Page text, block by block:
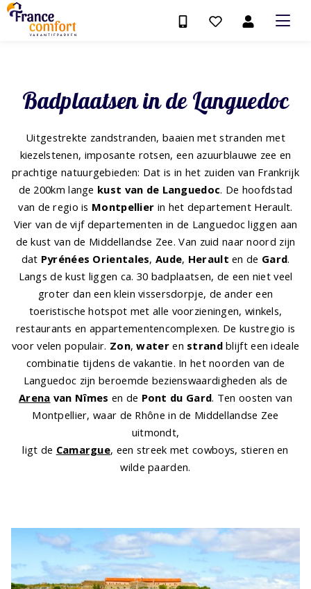
Badplaatsen in de Languedoc
Uitgestrekte zandstranden, baaien met stranden met
kiezelstenen, imposante rotsen, een azuurblauwe zee en
prachtige natuurgebieden: Dat is in het zuiden van Frankrijk
de 200km lange kust van de Languedoc. De hoofdstad
van de regio is Montpellier in het departement Herault.
Vier van de vijf departementen in de Languedoc liggen aan
de kust van de Middellandse Zee. Van zuid naar noord zijn
dat Pyrénées Orientales, Aude, Herault en de Gard.
Langs de kust liggen ca. 30 badplaatsen, de een niet veel
groter dan een klein vissersdorpje, de ander een
toeristische hotspot met alle voorzieningen, winkels,
restaurants en appartementencomplexen. De kustregio is
voor velen populair. Zon,wateren strandblijft een ideale
combinatie tijdens de vakantie. In het noorden van de
Languedoc zijn beroemde bezienswaardigheden als de
Arena van Nîmes en de Pont du Gard. Ten oosten van
Montpellier, waar de Rhône in de Middellandse Zee
uitmondt,
ligt de Camargue, een streek met cowboys, stieren en
wilde paarden.